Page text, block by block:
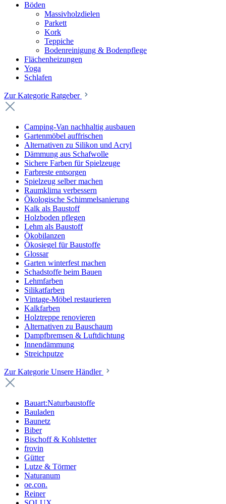
Böden
Massivholzdielen
Parkett
Kork
Teppiche
Bodenreinigung & Bodenpflege
Flächenheizungen
Yoga
Schlafen
Zur Kategorie Ratgeber
Camping-Van nachhaltig ausbauen
Gartenmöbel auffrischen
Alternativen zu Silikon und Acryl
Dämmung aus Schafwolle
Sichere Farben für Spielzeuge
Farbreste entsorgen
Spielzeug selber machen
Raumklima verbessern
Ökologische Schimmelsanierung
Kalk als Baustoff
Holzboden pflegen
Lehm als Baustoff
Ökobilanzen
Ökosiegel für Baustoffe
Glossar
Garten winterfest machen
Schadstoffe beim Bauen
Lehmfarben
Silikatfarben
Vintage-Möbel restaurieren
Kalkfarben
Holztreppe renovieren
Alternativen zu Bauschaum
Dampfbremsen & Luftdichtung
Innendämmung
Streichputze
Zur Kategorie Unsere Händler
Bauart:Naturbaustoffe
Bauladen
Baunetz
Biber
Bischoff & Kohlstetter
frovin
Gütter
Lutze & Törmer
Naturanum
oe.con.
Reiner